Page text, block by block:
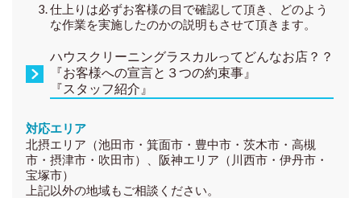
仕上りは必ずお客様の目で確認して頂き、どのよう
な作業を実施したのかの説明もさせて頂きます。
ハウスクリーニングラスカルってどんなお店？？
『お客様への宣言と３つの約束事』
『スタッフ紹介』
対応エリア
北摂エリア（池田市・箕面市・豊中市・茨木市・高槻
市・摂津市・吹田市）、阪神エリア（川西市・伊丹市・
宝塚市）
上記以外の地域もご相談ください。